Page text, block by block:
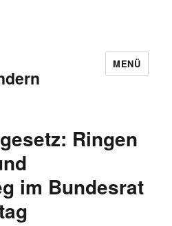
MENÜ
Ringen
im Bundesrat